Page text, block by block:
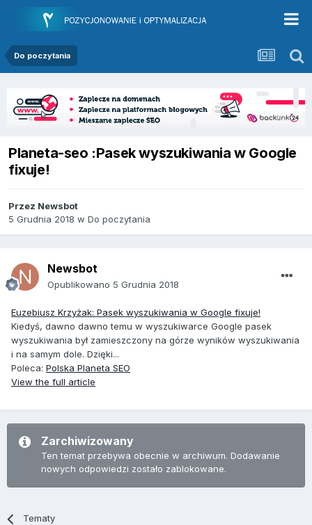
Do poczytania
Planeta-seo :Pasek wyszukiwania w Google
fixuje!
Przez Newsbot
5 Grudnia 2018 w Do poczytania
Newsbot
Opublikowano 5 Grudnia 2018
Euzebiusz Krzyżak: Pasek wyszukiwania w Google fixuje!
Kiedyś, dawno dawno temu w wyszukiwarce Google pasek
wyszukiwania był zamieszczony na górze wyników wyszukiwania
i na samym dole. Dzięki...
Poleca: Polska Planeta SEO
View the full article
Zarchiwizowany
Ten temat przebywa obecnie w archiwum. Dodawanie
nowych odpowiedzi zostało zablokowane.
Tematy